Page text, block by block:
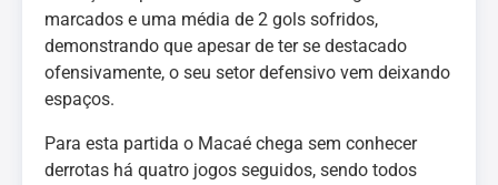
marcados e uma média de 2 gols sofridos,
demonstrando que apesar de ter se destacado
ofensivamente, o seu setor defensivo vem deixando
espaços.
Para esta partida o Macaé chega sem conhecer
derrotas há quatro jogos seguidos, sendo todos